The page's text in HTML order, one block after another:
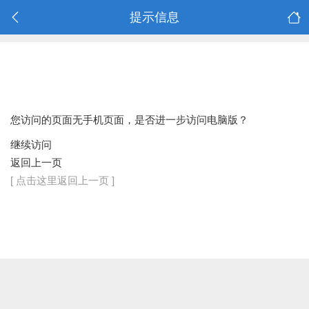
提示信息
您访问的页面无手机页面，是否进一步访问电脑版？
继续访问
返回上一页
[ 点击这里返回上一页 ]